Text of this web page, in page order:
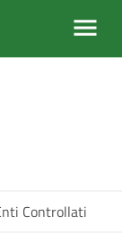
Controllati